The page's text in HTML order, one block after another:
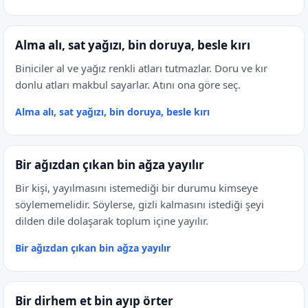
Alma alı, sat yağızı, bin doruya, besle kırı
Biniciler al ve yağız renkli atları tutmazlar. Doru ve kır
donlu atları makbul sayarlar. Atını ona göre seç.
Alma alı, sat yağızı, bin doruya, besle kırı
Bir ağızdan çıkan bin ağza yayılır
Bir kişi, yayılmasını istemediği bir durumu kimseye
söylememelidir. Söylerse, gizli kalmasını istediği şeyi
dilden dile dolaşarak toplum içine yayılır.
Bir ağızdan çıkan bin ağza yayılır
Bir dirhem et bin ayıp örter